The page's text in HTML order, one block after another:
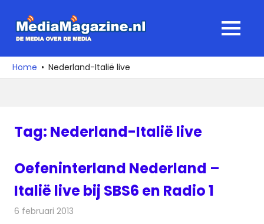
naar
media
over
MENU
Home Nederland-Italië live
Tag: Nederland-Italië live
Oefeninterland Nederland –
Italië live bij SBS6 en Radio 1
6 februari 2013